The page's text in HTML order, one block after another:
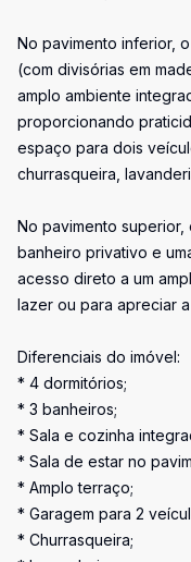
No pavimento inferior,
(com divisórias em
amplo ambiente
proporcionando
espaço para dois
churrasqueira,
No pavimento superior,
banheiro privativo e
acesso direto a um
lazer ou para apreciar a
Diferenciais do imóvel:
* 4 dormitórios;
* 3 banheiros;
* Sala e cozinha
* Sala de estar no
* Amplo terraço;
* Garagem para 2
* Churrasqueira;